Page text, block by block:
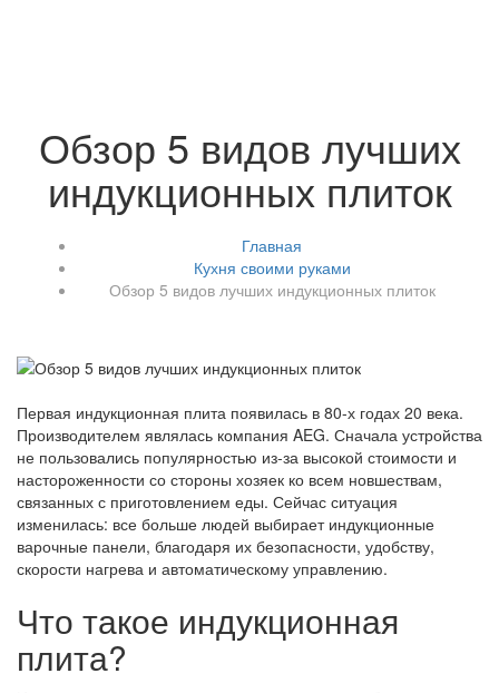
Обзор 5 видов лучших
индукционных плиток
Главная
Кухня своими руками
Обзор 5 видов лучших индукционных плиток
Первая индукционная плита появилась в 80-х годах 20 века.
Производителем являлась компания AEG. Сначала устройства
не пользовались популярностью из-за высокой стоимости и
настороженности со стороны хозяек ко всем новшествам,
связанных с приготовлением еды. Сейчас ситуация
изменилась: все больше людей выбирает индукционные
варочные панели, благодаря их безопасности, удобству,
скорости нагрева и автоматическому управлению.
Что такое индукционная
плита?